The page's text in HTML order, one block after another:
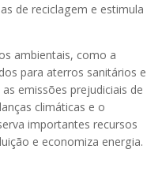
de reciclagem e estimula
ambientais, como a
para aterros sanitários e
emissões prejudiciais de
climáticas e o
importantes recursos
e economiza energia.